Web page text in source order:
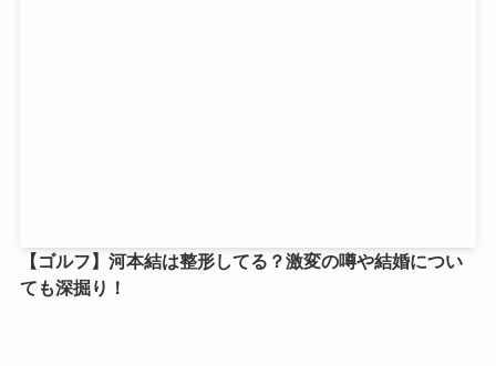
【ゴルフ】河本結は整形してる？激変の噂や結婚につい
ても深掘り！